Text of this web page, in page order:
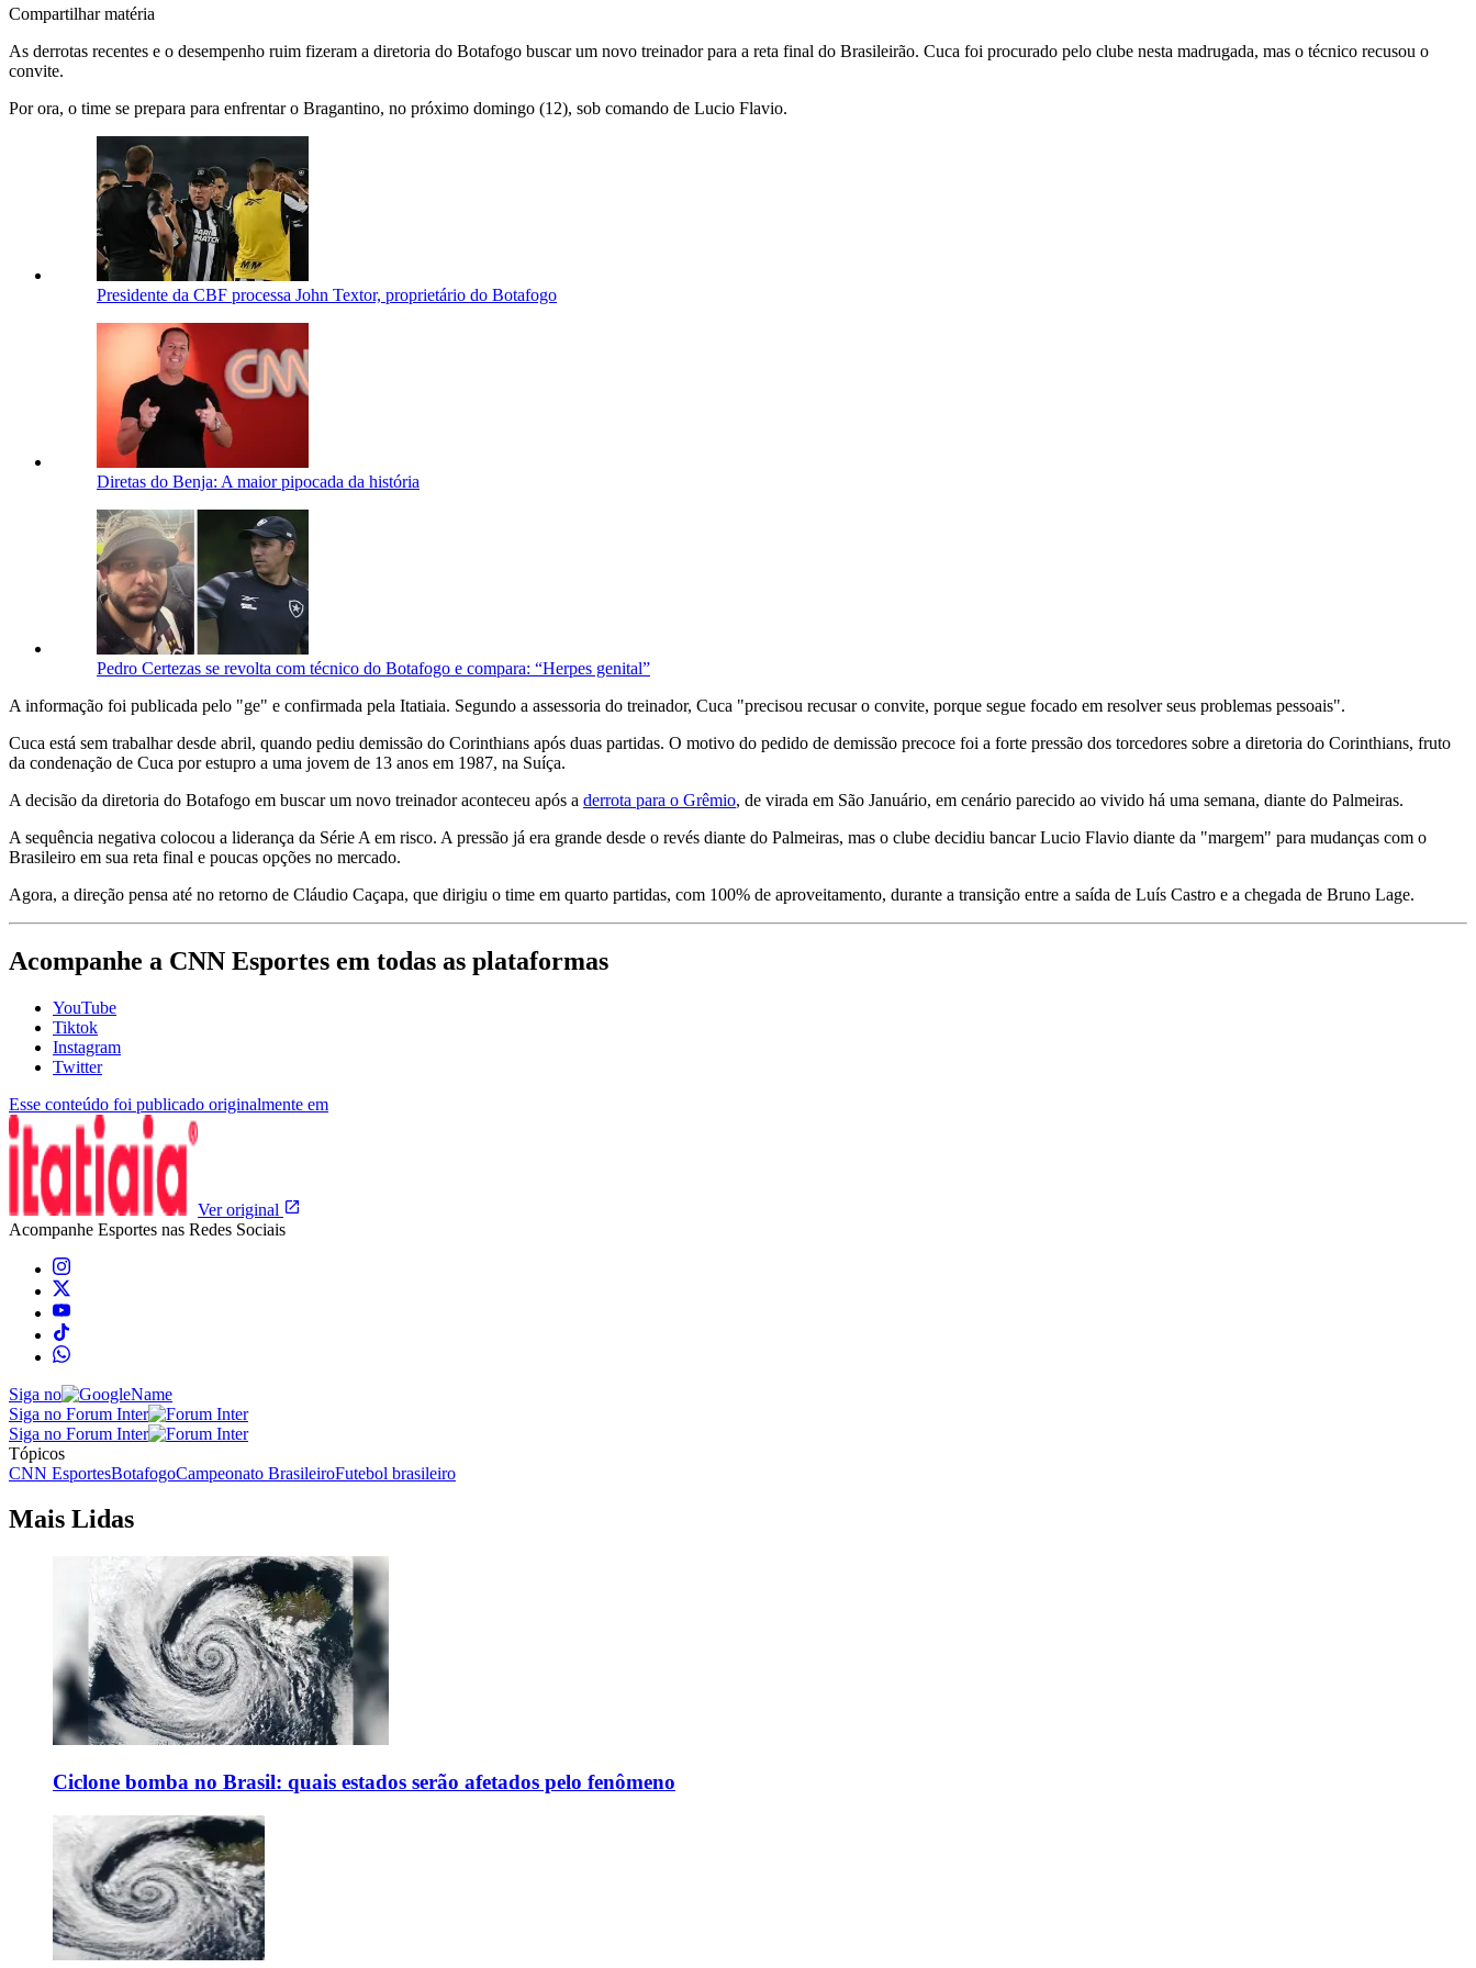
Compartilhar matéria
As derrotas recentes e o desempenho ruim fizeram a diretoria do Botafogo buscar um novo treinador para a reta final do Brasileirão. Cuca foi procurado pelo clube nesta madrugada, mas o técnico recusou o
convite.
Por ora, o time se prepara para enfrentar o Bragantino, no próximo domingo (12), sob comando de Lucio Flavio.
Presidente da CBF processa John Textor, proprietário do Botafogo
Diretas do Benja: A maior pipocada da história
Pedro Certezas se revolta com técnico do Botafogo e compara: “Herpes genital”
A informação foi publicada pelo "ge" e confirmada pela Itatiaia. Segundo a assessoria do treinador, Cuca "precisou recusar o convite, porque segue focado em resolver seus problemas pessoais".
Cuca está sem trabalhar desde abril, quando pediu demissão do Corinthians após duas partidas. O motivo do pedido de demissão precoce foi a forte pressão dos torcedores sobre a diretoria do Corinthians, fruto
da condenação de Cuca por estupro a uma jovem de 13 anos em 1987, na Suíça.
A decisão da diretoria do Botafogo em buscar um novo treinador aconteceu após a derrota para o Grêmio, de virada em São Januário, em cenário parecido ao vivido há uma semana, diante do Palmeiras.
A sequência negativa colocou a liderança da Série A em risco. A pressão já era grande desde o revés diante do Palmeiras, mas o clube decidiu bancar Lucio Flavio diante da "margem" para mudanças com o
Brasileiro em sua reta final e poucas opções no mercado.
Agora, a direção pensa até no retorno de Cláudio Caçapa, que dirigiu o time em quarto partidas, com 100% de aproveitamento, durante a transição entre a saída de Luís Castro e a chegada de Bruno Lage.
Acompanhe a CNN Esportes em todas as plataformas
YouTube
Tiktok
Instagram
Twitter
Esse conteúdo foi publicado originalmente em
Ver original
Acompanhe Esportes nas Redes Sociais
Siga no
Siga no Forum Inter
Siga no Forum Inter
Tópicos
CNN EsportesBotafogoCampeonato BrasileiroFutebol brasileiro
Mais Lidas
Ciclone bomba no Brasil: quais estados serão afetados pelo fenômeno